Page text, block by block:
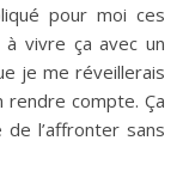
pour moi ces
à vivre ça avec un
je me réveillerais
rendre compte. Ça
l’affronter sans